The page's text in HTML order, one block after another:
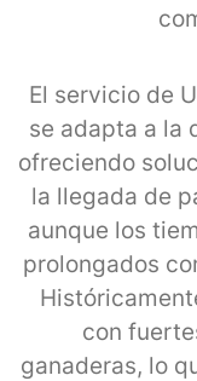
El servicio de
se adapta a la
ofreciendo
la llegada de
aunque los
prolongados
con
ganaderas, lo